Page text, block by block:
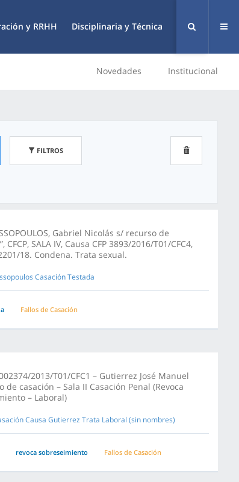
y RRHH Disciplinaria y Técnica
Novedades Institucional
FILTROS
Gabriel Nicolás s/ recurso de
CFCP, SALA IV, Causa CFP 3893/2016/T01/CFC4,
18. Condena. Trata sexual.
Casación Testada
Fallos de Casación
2013/T01/CFC1 – Gutierrez José Manuel
de casación – Sala II Casación Penal (Revoca
– Laboral)
Causa Gutierrez Trata Laboral (sin nombres)
revoca sobreseimiento Fallos de Casación